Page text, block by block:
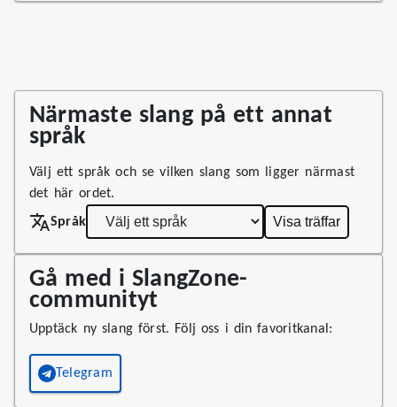
Närmaste slang på ett annat
språk
Välj ett språk och se vilken slang som ligger närmast
det här ordet.
Språk
Visa träffar
Gå med i SlangZone-
communityt
Upptäck ny slang först. Följ oss i din favoritkanal:
Telegram